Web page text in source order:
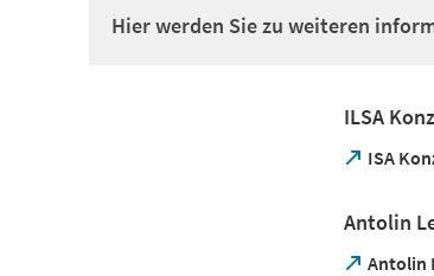
Hier werden Sie zu weiteren
ILSA
ISA
(Öffnet
neuen
Tab)
Antolin
Antolin
(Öffnet